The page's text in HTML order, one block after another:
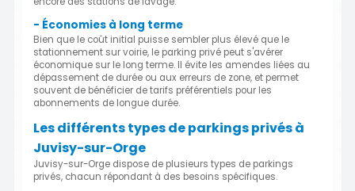
- Économies à long terme
Bien que le coût initial puisse sembler plus élevé que le
stationnement sur voirie, le parking privé peut s'avérer
économique sur le long terme. Il évite les amendes liées au
dépassement de durée ou aux erreurs de zone, et permet
souvent de bénéficier de tarifs préférentiels pour les
abonnements de longue durée.
Les différents types de parkings privés à
Juvisy-sur-Orge
Juvisy-sur-Orge dispose de plusieurs types de parkings
privés, chacun répondant à des besoins spécifiques.